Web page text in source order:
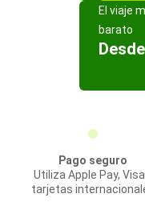
El viaje
barato
Pago seguro
Utiliza Apple Pay,
tarjetas